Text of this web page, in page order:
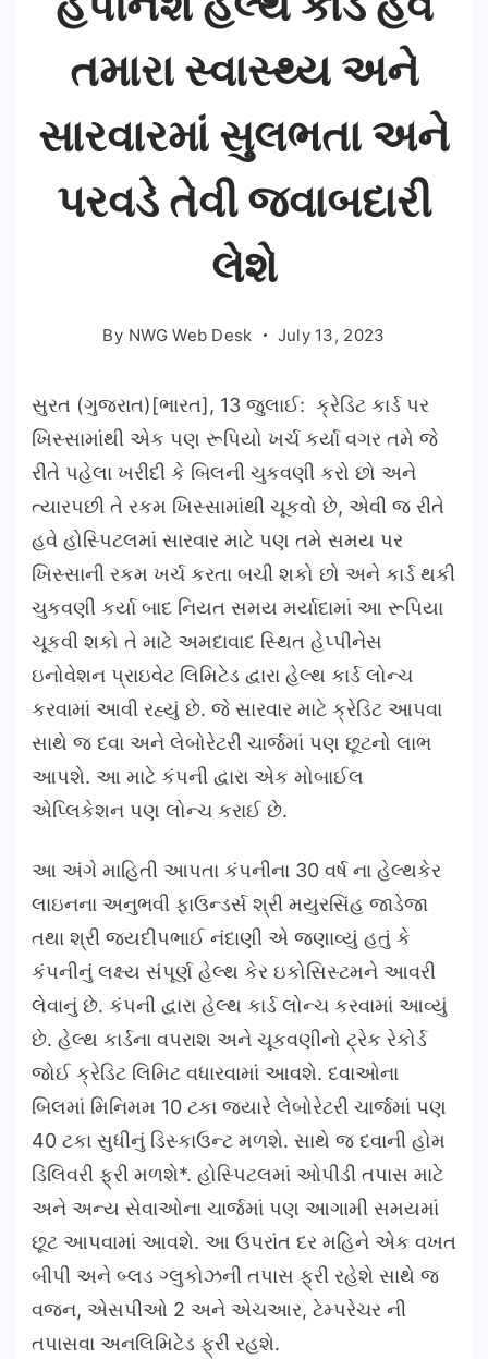
તમારા સ્વાસ્થ્ય અને
સારવારમાં સુલભતા અને
પરવડે તેવી જવાબદારી
લેશે
By NWG Web Desk July 13, 2023
સુરત (ગુજરાત)[ભારત], 13 જુલાઈ: ક્રેડિટ કાર્ડ પર
ખિસ્સામાંથી એક પણ રૂપિયો ખર્ચ કર્યા વગર તમે જે
રીતે પહેલા ખરીદી કે બિલની ચુકવણી કરો છો અને
ત્યારપછી તે રકમ ખિસ્સામાંથી ચૂકવો છે, એવી જ રીતે
હવે હોસ્પિટલમાં સારવાર માટે પણ તમે સમય પર
ખિસ્સાની રકમ ખર્ચ કરતા બચી શકો છો અને કાર્ડ થકી
ચુકવણી કર્યા બાદ નિયત સમય મર્યાદામાં આ રૂપિયા
ચૂકવી શકો તે માટે અમદાવાદ સ્થિત હેપ્પીનેસ
ઇનોવેશન પ્રાઇવેટ લિમિટેડ દ્વારા હેલ્થ કાર્ડ લોન્ચ
કરવામાં આવી રહ્યું છે. જે સારવાર માટે ક્રેડિટ આપવા
સાથે જ દવા અને લેબોરેટરી ચાર્જમાં પણ છૂટનો લાભ
આપશે. આ માટે કંપની દ્વારા એક મોબાઈલ
એપ્લિકેશન પણ લોન્ચ કરાઈ છે.
આ અંગે માહિતી આપતા કંપનીના 30 વર્ષ ના હેલ્થકેર
લાઇનના અનુભવી ફાઉન્ડર્સ શ્રી મયુરસિંહ જાડેજા
તથા શ્રી જયદીપભાઈ નંદાણી એ જણાવ્યું હતું કે
કંપનીનું લક્ષ્ય સંપૂર્ણ હેલ્થ કેર ઇકોસિસ્ટમને આવરી
લેવાનું છે. કંપની દ્વારા હેલ્થ કાર્ડ લોન્ચ કરવામાં આવ્યું
છે. હેલ્થ કાર્ડના વપરાશ અને ચૂકવણીનો ટ્રેક રેકોર્ડ
જોઈ ક્રેડિટ લિમિટ વધારવામાં આવશે. દવાઓના
બિલમાં મિનિમમ 10 ટકા જ્યારે લેબોરેટરી ચાર્જમાં પણ
40 ટકા સુધીનું ડિસ્કાઉન્ટ મળશે. સાથે જ દવાની હોમ
ડિલિવરી ફ્રી મળશે*. હોસ્પિટલમાં ઓપીડી તપાસ માટે
અને અન્ય સેવાઓના ચાર્જમાં પણ આગામી સમયમાં
છૂટ આપવામાં આવશે. આ ઉપરાંત દર મહિને એક વખત
બીપી અને બ્લડ ગ્લુકોઝની તપાસ ફ્રી રહેશે સાથે જ
વજન, એસપીઓ 2 અને એચઆર, ટેમ્પરેચર ની
તપાસવા અનલિમિટેડ ફ્રી રહશે.